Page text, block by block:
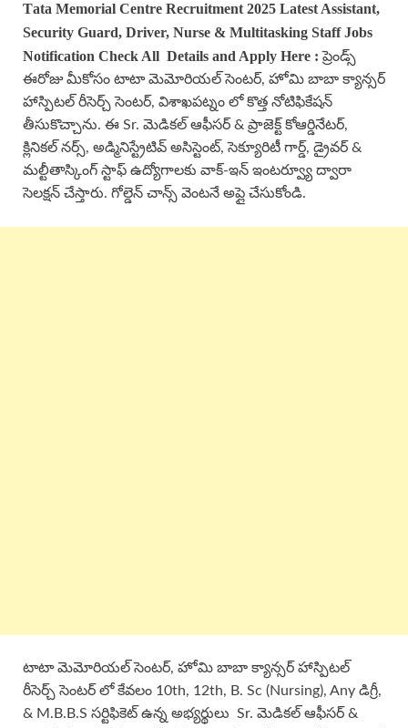
Τata Μemorial Centre Recruitment 2025 Latest Assistant,
Security Guard, Driver, Nurse & Multitasking Staff Jobs
Notification Check All Details and Apply Here :ప్రెండ్స్
ఈరోజు మీకోసం టాటా మెమోరియల్ సెంటర్, హోమి బాబా క్యాన్సర్
హాస్పిటల్ రీసెర్చ్ సెంటర్, విశాఖపట్నం లో కొత్త నోటిఫికేషన్
తీసుకొచ్చాను. ఈ Sr. మెడికల్ ఆఫీసర్ & ప్రాజెక్ట్ కోఆర్డినేటర్,
క్లినికల్ నర్స్, అడ్మినిస్ట్రేటివ్ అసిస్టెంట్, సెక్యూరిటీ గార్డ్, డ్రైవర్ &
మల్టీతాస్కింగ్ స్టాఫ్ ఉద్యోగాలకు వాక్-ఇన్ ఇంటర్వ్యూ ద్వారా
సెలక్షన్ చేస్తారు. గోల్డెన్ చాన్స్ వెంటనే అప్లై చేసుకోండి.
టాటా మెమోరియల్ సెంటర్, హోమి బాబా క్యాన్సర్ హాస్పిటల్
రీసెర్చ్ సెంటర్ లో కేవలం 10th, 12th, B. Sc (Nursing), Any డిగ్రీ,
& M.B.B.S సర్టిఫికెట్ ఉన్న అభ్యర్థులు Sr. మెడికల్ ఆఫీసర్ &